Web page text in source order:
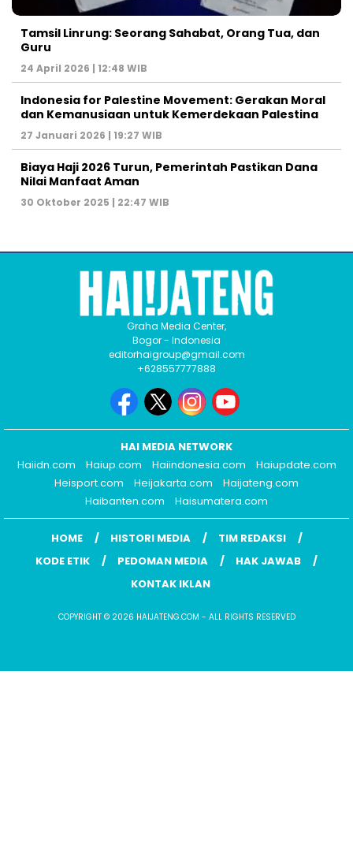
Tamsil Linrung: Seorang Sahabat, Orang Tua, dan
Guru
24 April 2026 | 12:48 WIB
Indonesia for Palestine Movement: Gerakan Moral
dan Kemanusiaan untuk Kemerdekaan Palestina
27 Januari 2026 | 19:27 WIB
Biaya Haji 2026 Turun, Pemerintah Pastikan Dana
Nilai Manfaat Aman
30 Oktober 2025 | 22:47 WIB
Graha Media Center,
Bogor - Indonesia
editorhaigroup@gmail.com
+628557777888
HAI MEDIA NETWORK
Haiidn.com
Haiup.com Haiindonesia.com
Haiupdate.com
Heisport.com
Heijakarta.com
Haijateng.com
Haibanten.com
Haisumatera.com
HOME HISTORI MEDIA
TIM REDAKSI
KODE ETIK
PEDOMAN MEDIA
HAK JAWAB
KONTAK IKLAN
COPYRIGHT © 2026 HAIJATENG.COM - ALL RIGHTS RESERVED